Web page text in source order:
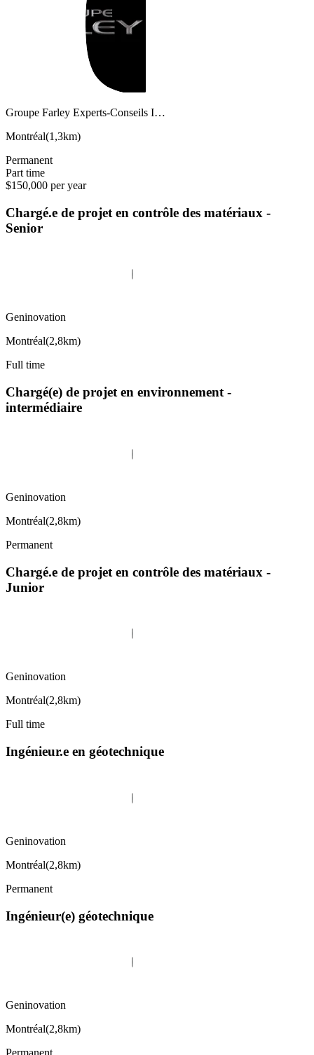
Groupe Farley Experts-Conseils I…
Montréal(1,3km)
Permanent
Part time
$150,000 per year
Chargé.e de projet en contrôle des matériaux -
Senior
Geninovation
Montréal(2,8km)
Full time
Chargé(e) de projet en environnement -
intermédiaire
Geninovation
Montréal(2,8km)
Permanent
Chargé.e de projet en contrôle des matériaux -
Junior
Geninovation
Montréal(2,8km)
Full time
Ingénieur.e en géotechnique
Geninovation
Montréal(2,8km)
Permanent
Ingénieur(e) géotechnique
Geninovation
Montréal(2,8km)